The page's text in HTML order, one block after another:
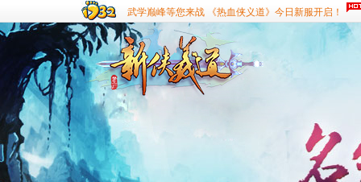
武学巅峰等您来战 《热血侠义道》今日新服开启！